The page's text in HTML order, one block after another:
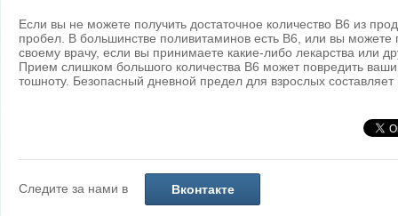
Если вы не можете получить достаточное количество B6 из
пробел. В большинстве поливитаминов есть B6, или вы
своему врачу, если вы принимаете какие-либо лекарства или
Прием слишком большого количества B6 может повредить
тошноту. Безопасный дневной предел для взрослых
Следите за нами в Вконтакте